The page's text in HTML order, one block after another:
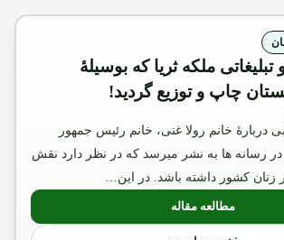
ملکه ثریا که بوسیلۀ
چاپ و توزیع گردید!
دربارۀ خانم رولا غنی، خانم رئیس جمهور
رسانه ها به نشر میرسد که در نظر دارد نقش
زنان کشور داشته باشد. در این…
مطالعه مقاله: عکس تقلبی و تبلیغاتی ملکه ثریا که